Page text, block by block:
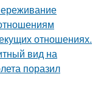
отношениях.
вид на
поразил